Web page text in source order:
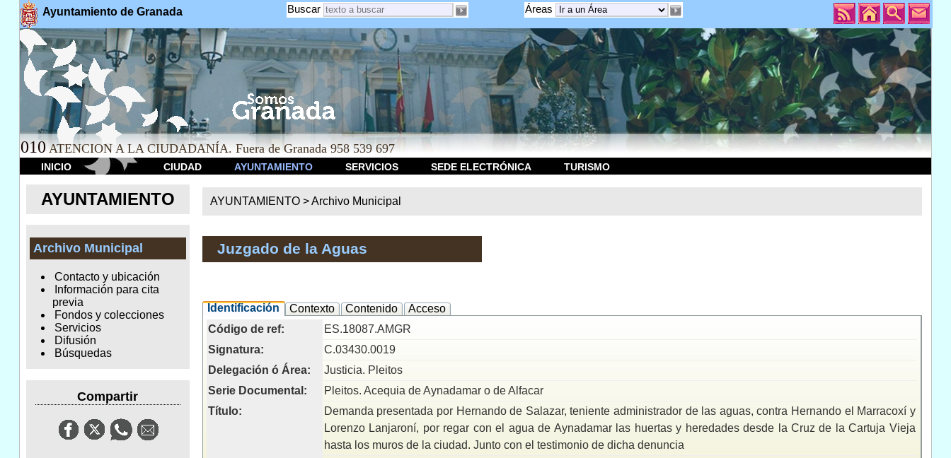
Ayuntamiento de Granada Áreas
Buscar
010 ATENCION A LA CIUDADANÍA. Fuera de Granada 958 539 697
INICIO CIUDAD AYUNTAMIENTO SERVICIOS SEDE ELECTRÓNICA TURISMO
AYUNTAMIENTO
Archivo Municipal
Contacto y ubicación
Información para cita
previa
Fondos y colecciones
Servicios
Difusión
Búsquedas
Compartir
AYUNTAMIENTO >Archivo Municipal
Juzgado de la Aguas
Identificación Contexto Contenido
Acceso
Código de ref:
ES.18087.AMGR
Signatura:
C.03430.0019
Delegación ó Área:
Justicia. Pleitos
Serie Documental:
Pleitos. Acequia de Aynadamar o de Alfacar
Título:
Demanda presentada por Hernando de Salazar, teniente administrador de las aguas, contra Hernando el Marracoxí y
Lorenzo Lanjaroní, por regar con el agua de Aynadamar las huertas y heredades desde la Cruz de la Cartuja Vieja
hasta los muros de la ciudad. Junto con el testimonio de dicha denuncia